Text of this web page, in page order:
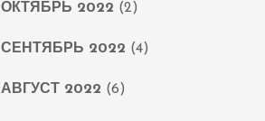
ОКТЯБРЬ 2022 (2)
СЕНТЯБРЬ 2022 (4)
АВГУСТ 2022 (6)